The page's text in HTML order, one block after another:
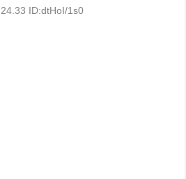
ID:dtHoI/1s0